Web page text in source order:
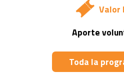
Valor
Aporte
Toda la